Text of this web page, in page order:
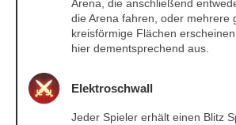
Arena, die anschließend
die Arena fahren, oder mehrere
kreisförmige Flächen
hier dementsprechend aus.
Elektroschwall
Jeder Spieler erhält einen Blitz